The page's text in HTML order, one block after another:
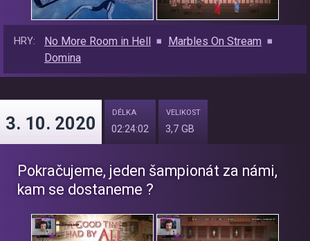
HRY: No More Room in Hell
Marbles On Stream
Domina
3. 10. 2020
DÉLKA
02:24:02
VELIKOST
3,7 GB
Pokračujeme, jeden šampionát za námi,
kam se dostaneme ?